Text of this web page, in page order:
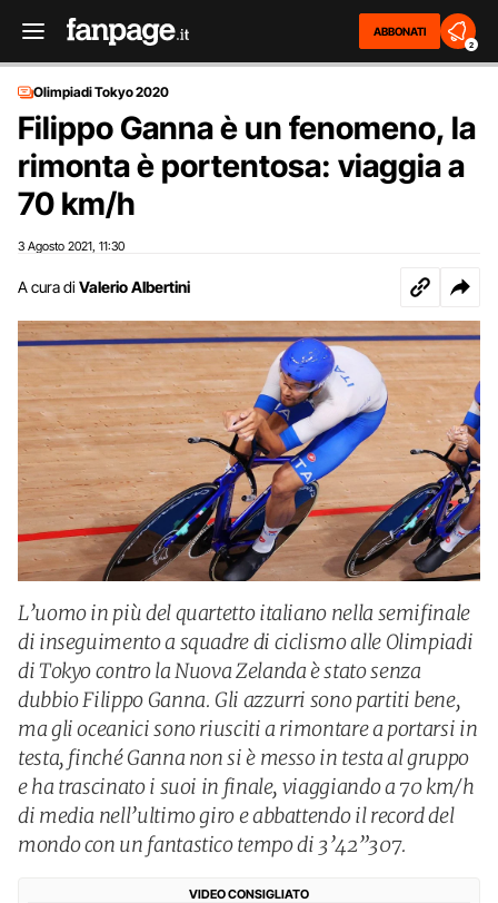
ABBONATI
2
Olimpiadi Tokyo 2020
Filippo Ganna è un fenomeno, la
rimonta è portentosa: viaggia a
70 km/h
3 Agosto 2021 11:30
A cura di Valerio Albertini
L’uomo in più del quartetto italiano nella semifinale
di inseguimento a squadre di ciclismo alle Olimpiadi
di Tokyo contro la Nuova Zelanda è stato senza
dubbio Filippo Ganna. Gli azzurri sono partiti bene,
ma gli oceanici sono riusciti a rimontare a portarsi in
testa, finché Ganna non si è messo in testa al gruppo
e ha trascinato i suoi in finale, viaggiando a 70 km/h
di media nell’ultimo giro e abbattendo il record del
mondo con un fantastico tempo di 3’42”307.
VIDEO CONSIGLIATO